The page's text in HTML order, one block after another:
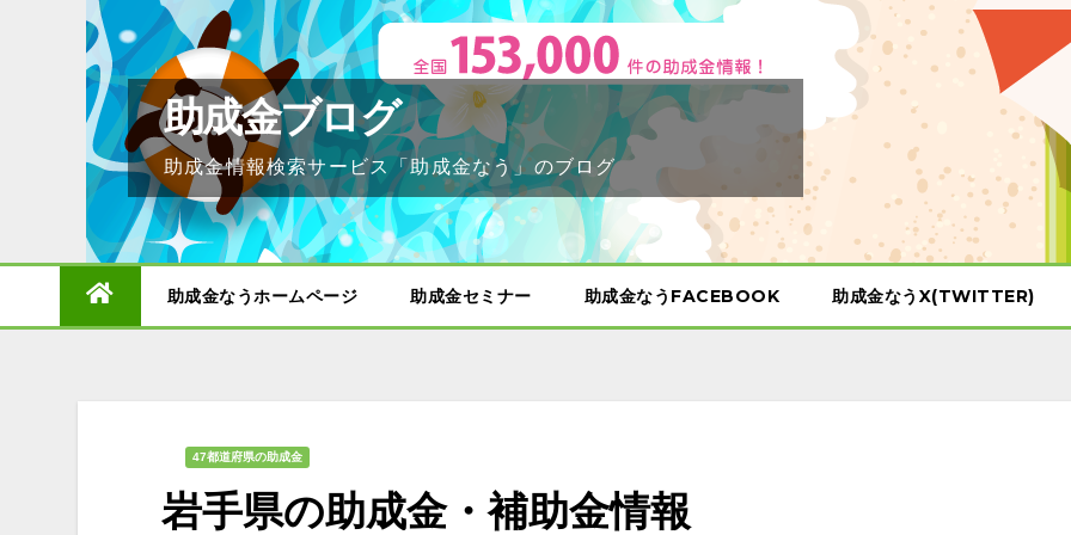
助成金ブログ
助成金情報検索サービス「助成金なう」のブログ
助成金なうホームページ 助成金セミナー 助成金なうFACEBOOK 助成金なうX(TWITTER)
47都道府県の助成金
岩手県の助成金・補助金情報